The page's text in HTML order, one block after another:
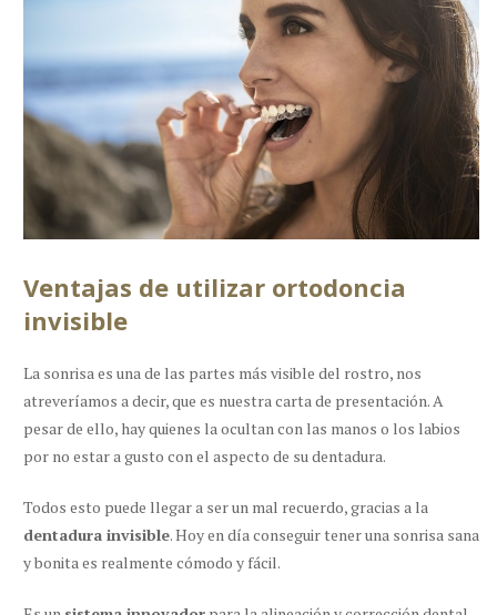
Ventajas de utilizar ortodoncia
invisible
La sonrisa es una de las partes más visible del rostro, nos
atreveríamos a decir, que es nuestra carta de presentación. A
pesar de ello, hay quienes la ocultan con las manos o los labios
por no estar a gusto con el aspecto de su dentadura.
Todos esto puede llegar a ser un mal recuerdo, gracias a la
dentadura invisible. Hoy en día conseguir tener una sonrisa sana
y bonita es realmente cómodo y fácil.